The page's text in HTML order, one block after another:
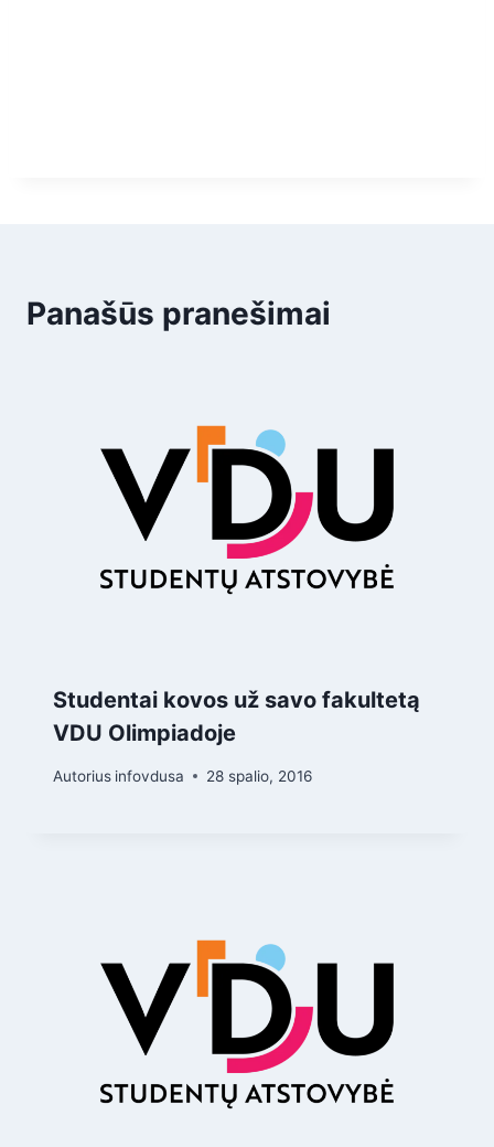
Panašūs pranešimai
Studentai kovos už savo fakultetą
VDU Olimpiadoje
Autorius infovdusa 28 spalio, 2016